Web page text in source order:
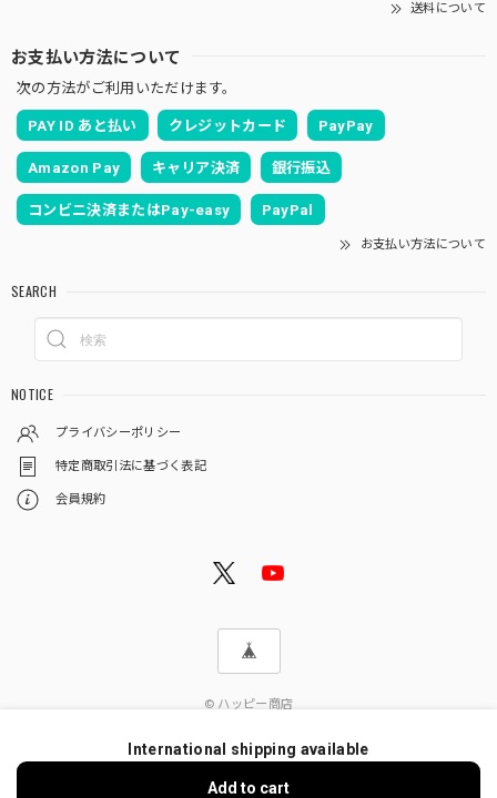
送料について
お支払い方法について
次の方法がご利用いただけます。
PAY ID あと払い クレジットカード PayPay
Amazon Pay キャリア決済 銀行振込
コンビニ決済またはPay-easy PayPal
お支払い方法について
SEARCH
NOTICE
プライバシーポリシー
特定商取引法に基づく表記
会員規約
© ハッピー商店
International shipping available
Add to cart